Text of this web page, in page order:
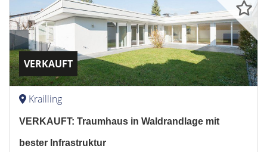
VERKAUFT
Krailling
VERKAUFT: Traumhaus in Waldrandlage mit
bester Infrastruktur